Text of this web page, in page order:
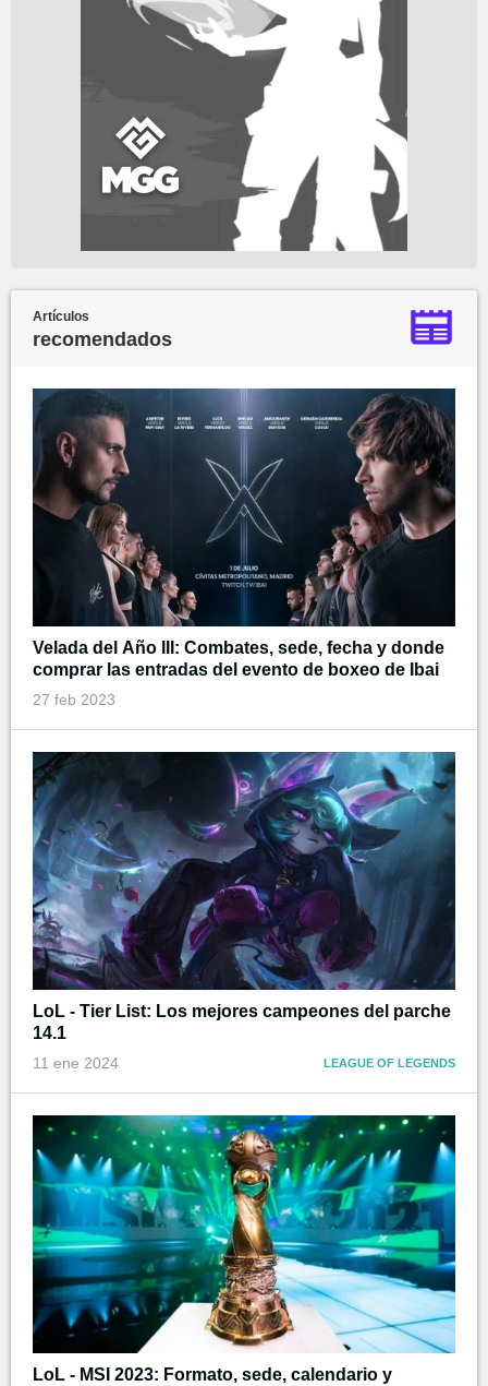
Artículos
recomendados
Velada del Año III: Combates, sede, fecha y donde
comprar las entradas del evento de boxeo de Ibai
27 feb 2023
LoL - Tier List: Los mejores campeones del parche
14.1
11 ene 2024 LEAGUE OF LEGENDS
LoL - MSI 2023: Formato, sede, calendario y